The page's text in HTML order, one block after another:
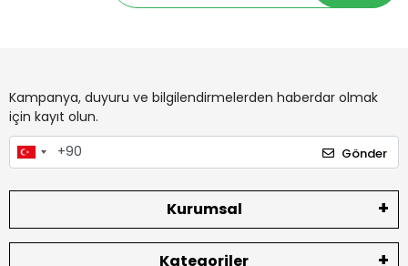
Kampanya, duyuru ve bilgilendirmelerden haberdar olmak
için kayıt olun.
Gönder
Kurumsal
Kategoriler